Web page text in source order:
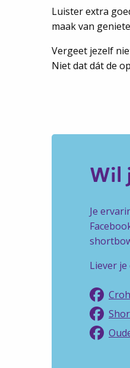
Luister extra
maak van
Vergeet jezelf
Niet dat dát de
Wil
Je
Liever